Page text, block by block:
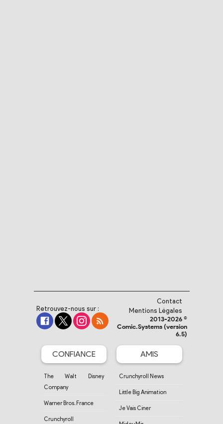
Retrouvez-nous sur :
Contact
Mentions Légales
2013-2026 ©
Comic.Systems (version
6.5)
CONFIANCE
The Walt Disney
Company
Warner Bros. France
Crunchyroll
AMIS
Crunchyroll News
Little Big Animation
Je Vais Ciner